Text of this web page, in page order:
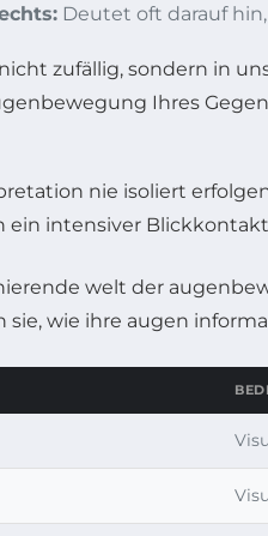
Deutet oft darauf
zufällig, sondern in
Ihres
nie isoliert
ein intensiver